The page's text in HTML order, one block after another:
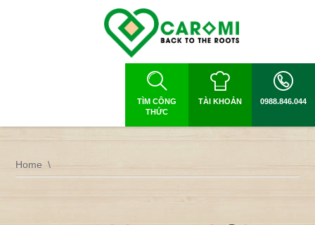
TÌM CÔNG
THỨC
TÀI KHOẢN 0988.846.044
Home